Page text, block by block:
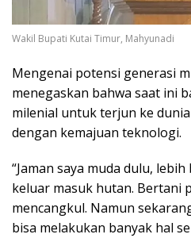
Wakil Bupati Kutai Timur, Mahyunadi
Mengenai potensi generasi
menegaskan bahwa saat ini
milenial untuk terjun ke
dengan kemajuan teknologi.
“Jaman saya muda dulu,
keluar masuk hutan. Bertani
mencangkul. Namun
bisa melakukan banyak hal